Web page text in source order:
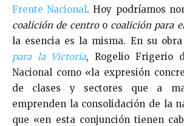
Frente Nacional. Hoy podríamos
coalición de centroo coalición para
la esencia es la misma. En su obra
para la Victoria, Rogelio Frigerio
Nacional como «la expresión
de clases y sectores que a
emprenden la consolidación de la
que «en esta conjunción tienen